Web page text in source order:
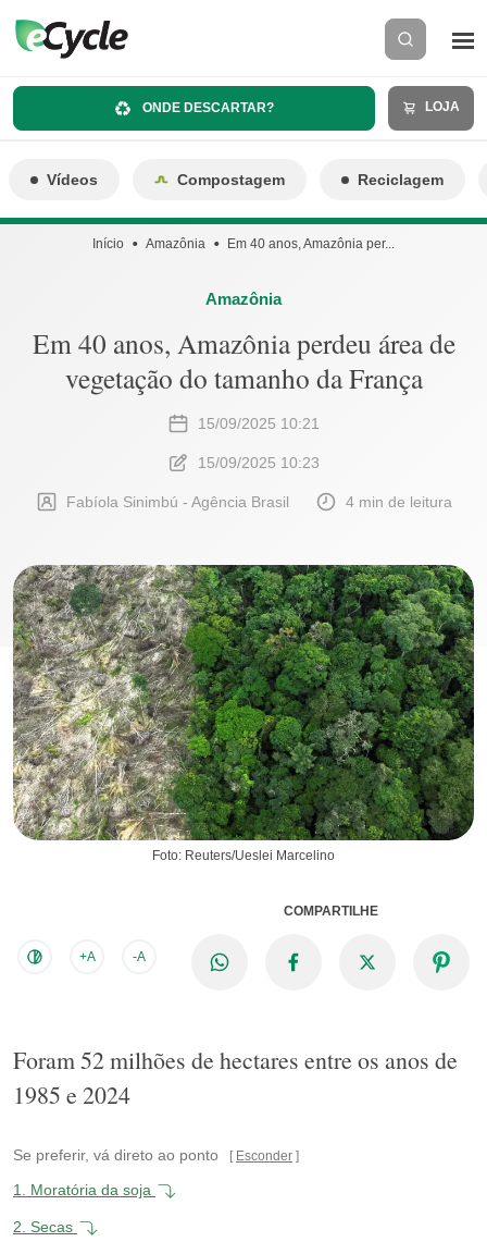
ONDE DESCARTAR? LOJA
Vídeos Compostagem Reciclagem
Início Amazônia Em 40 anos, Amazônia per...
Amazônia
Em 40 anos, Amazônia perdeu área de
vegetação do tamanho da França
15/09/2025 10:21
15/09/2025 10:23
Fabíola Sinimbú - Agência Brasil 4 min de leitura
Foto: Reuters/Ueslei Marcelino
+A -A
COMPARTILHE
Foram 52 milhões de hectares entre os anos de
1985 e 2024
Se preferir, vá direto ao ponto Esconder
1. Moratória da soja
2. Secas